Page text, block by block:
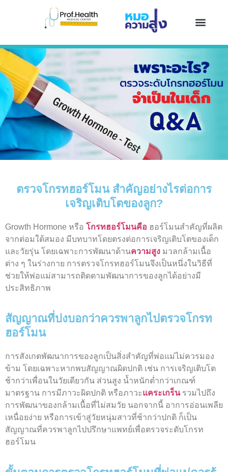
ตรวจโกรทฮอร์โมน สำคัญอย่างไรต่อการ
เจริญเติบโตของลูก?
Growth Hormone หรือ โกรทฮอร์โมนคือ ฮอร์โมนสำคัญที่ผลิต
จากต่อมใต้สมอง มีบทบาทโดยตรงต่อการเจริญเติบโตของเด็ก
และวัยรุ่น โดยเฉพาะการพัฒนาด้านความสูง มวลกล้ามเนื้อ
ต่าง ๆ ในร่างกาย การตรวจโกรทฮอร์โมนจึงเป็นหนึ่งในวิธีที่
ช่วยให้พ่อแม่สามารถติดตามพัฒนาการของลูกได้อย่างมี
ประสิทธิภาพ
สัญญาณที่บ่งบอกว่าควรพาลูกไปตรวจโกรท
ฮอร์โมน
การสังเกตพัฒนาการของลูกเป็นสิ่งสำคัญที่พ่อแม่ไม่ควรมอง
ข้าม โดยเฉพาะหากพบสัญญาณผิดปกติ เช่น การเจริญเติบโต
ช้ากว่าเพื่อนในวัยเดียวกัน ส่วนสูง น้ำหนักต่ำกว่าเกณฑ์
มาตรฐาน การมีภาวะผิดปกติ หรือภาวะแคระเกร็นรวมไปถึง
การพัฒนาของกล้ามเนื้อที่ไม่สมวัย นอกจากนี้ อาการอ่อนเพลีย
เหนื่อยง่าย หรือการเข้าสู่วัยหนุ่มสาวที่ช้ากว่าปกติ ก็เป็น
สัญญาณที่ควรพาลูกไปปรึกษาแพทย์เพื่อตรวจระดับโกรท
ฮอร์โมน